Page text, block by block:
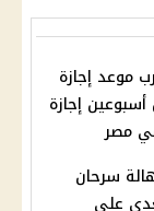
موعد إجازة
تفاصيل أسبوعين إجازة
مصر
سرحان
على